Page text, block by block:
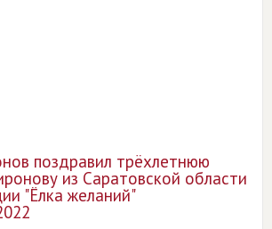
поздравил трёхлетнюю
из Саратовской области
"Ёлка желаний"